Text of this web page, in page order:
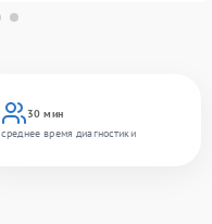
30 мин
среднее время диагностики